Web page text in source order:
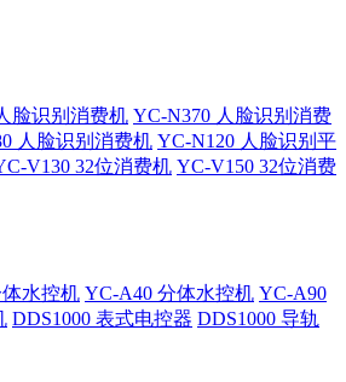
脸识别消费机 YC-N370 人脸识别消费
人脸识别消费机 YC-N120 人脸识别平
V130 32位消费机 YC-V150 32位消费
水控机 YC-A40 分体水控机 YC-A90
DDS1000 表式电控器 DDS1000 导轨